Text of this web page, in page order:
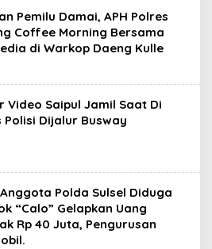
Pemilu Damai, APH Polres
Coffee Morning Bersama
di Warkop Daeng Kulle
Video Saipul Jamil Saat Di
Polisi Dijalur Busway
Polda Sulsel Diduga
“Calo” Gelapkan Uang
Rp 40 Juta, Pengurusan